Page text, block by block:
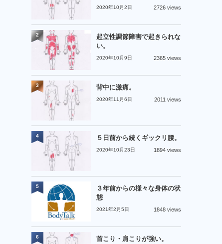
2020年10月2日 2726 views
起立性調節障害で起きられな
い。
2020年10月9日 2365 views
2
背中に激痛。
2020年11月6日 2011 views
3
５日前から続くギックリ腰。
2020年10月23日 1894 views
4
３年前からの様々な身体の状
態
2021年2月5日 1848 views
5
首こり・肩こりが強い。
6